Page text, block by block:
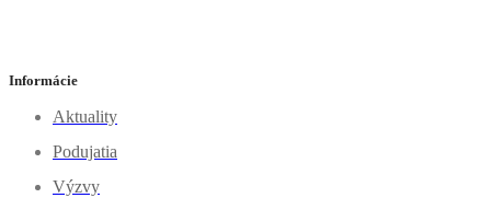
Informácie
Aktuality
Podujatia
Výzvy